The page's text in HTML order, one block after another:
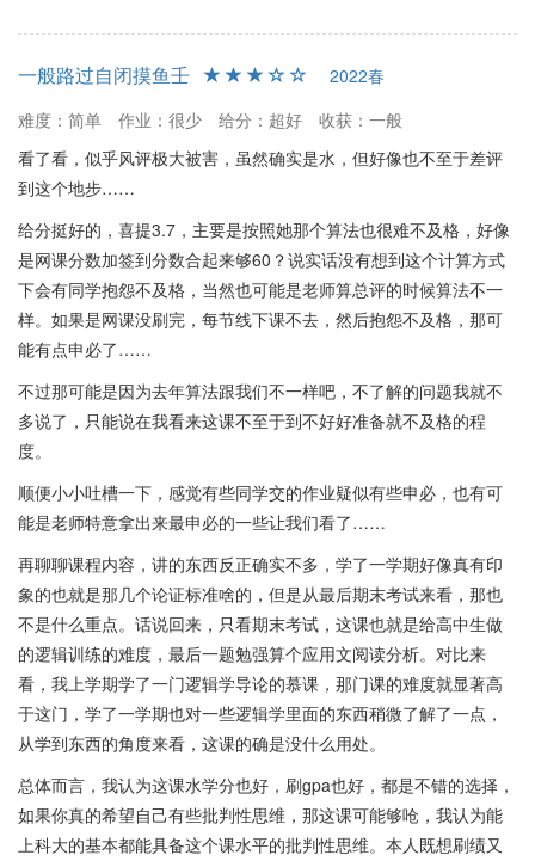
一般路过自闭摸鱼壬
2022春
难度：简单
作业：很少 给分：超好
收获：一般
看了看，似乎风评极大被害，虽然确实是水，但好像也不至于差评
到这个地步……
给分挺好的，喜提3.7，主要是按照她那个算法也很难不及格，好像
是网课分数加签到分数合起来够60？说实话没有想到这个计算方式
下会有同学抱怨不及格，当然也可能是老师算总评的时候算法不一
样。如果是网课没刷完，每节线下课不去，然后抱怨不及格，那可
能有点申必了……
不过那可能是因为去年算法跟我们不一样吧，不了解的问题我就不
多说了，只能说在我看来这课不至于到不好好准备就不及格的程
度。
顺便小小吐槽一下，感觉有些同学交的作业疑似有些申必，也有可
能是老师特意拿出来最申必的一些让我们看了……
再聊聊课程内容，讲的东西反正确实不多，学了一学期好像真有印
象的也就是那几个论证标准啥的，但是从最后期末考试来看，那也
不是什么重点。话说回来，只看期末考试，这课也就是给高中生做
的逻辑训练的难度，最后一题勉强算个应用文阅读分析。对比来
看，我上学期学了一门逻辑学导论的慕课，那门课的难度就显著高
于这门，学了一学期也对一些逻辑学里面的东西稍微了解了一点，
从学到东西的角度来看，这课的确是没什么用处。
总体而言，我认为这课水学分也好，刷gpa也好，都是不错的选择，
如果你真的希望自己有些批判性思维，那这课可能够呛，我认为能
上科大的基本都能具备这个课水平的批判性思维。本人既想刷绩又